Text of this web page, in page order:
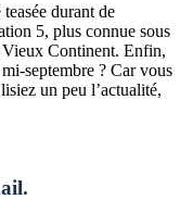
durant de
5, plus connue sous
Continent. Enfin,
septembre ? Car vous
un peu l’actualité,